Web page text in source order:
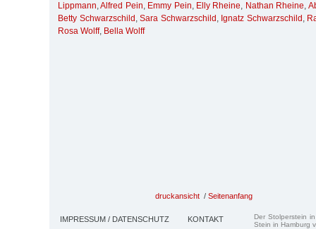
Lippmann,Alfred Pein, Emmy Pein, Elly Rheine, Nathan Rheine,
Betty Schwarzschild ,Sara Schwarzschild , Ignatz Schwarzschild ,
Rosa Wolff, Bella Wolff
druckansicht / Seitenanfang
IMPRESSUM / DATENSCHUTZ KONTAKT
Der Stolperstein
Stein in Hamburg